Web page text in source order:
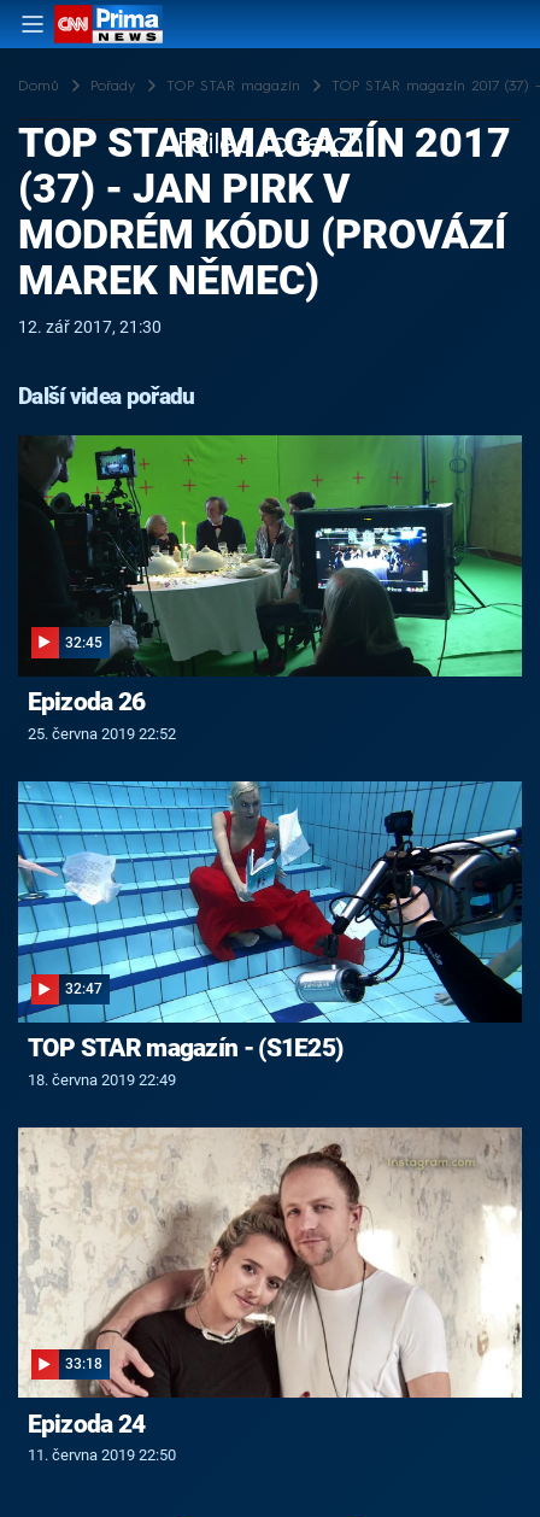
Domů Pořady TOP STAR magazín TOP STAR magazín 2017
Failed to fetch
TOP STAR MAGAZÍN 2017
(37) - JAN PIRK V
MODRÉM KÓDU (PROVÁZÍ
MAREK NĚMEC)
12. zář 2017, 21:30
Další videa pořadu
32:45
Epizoda 26
25. června 2019 22:52
32:47
TOP STAR magazín - (S1E25)
18. června 2019 22:49
33:18
Epizoda 24
11. června 2019 22:50